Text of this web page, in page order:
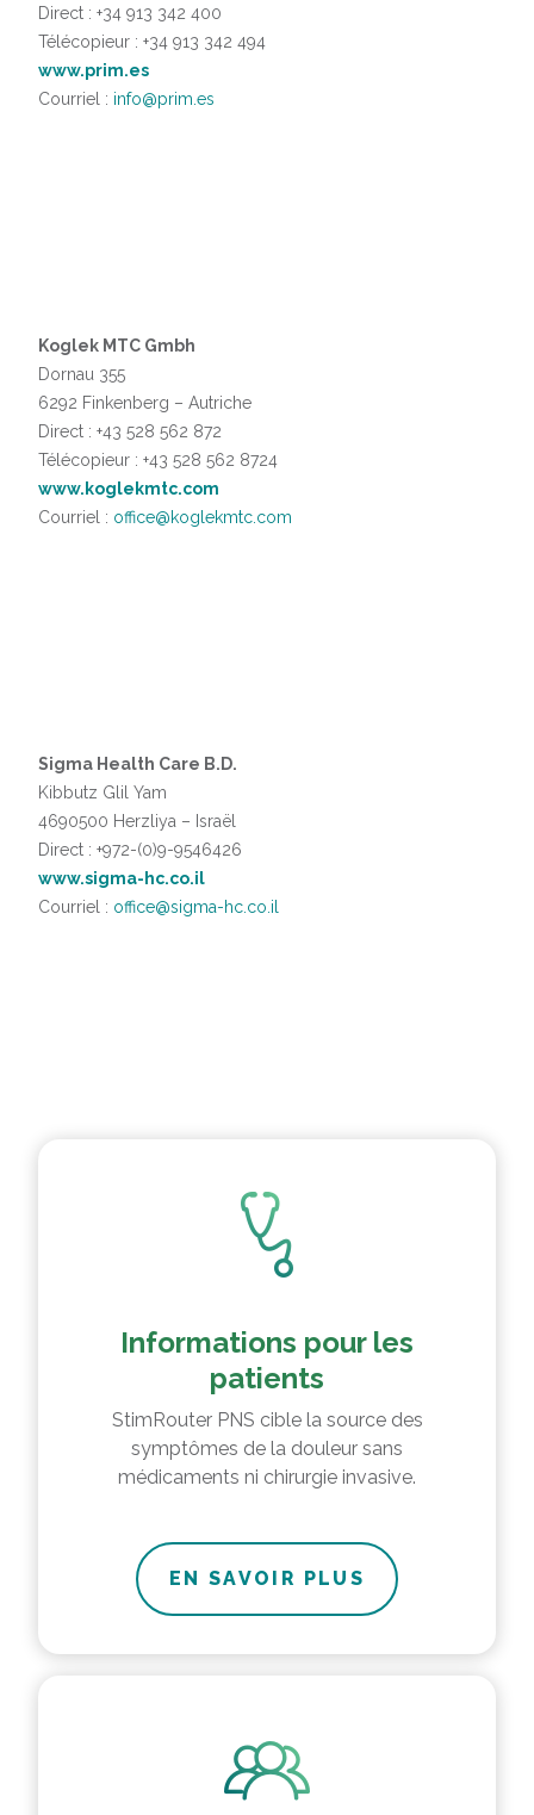
Direct : +34 913 342 400
Télécopieur : +34 913 342 494
www.prim.es
Courriel : info@prim.es
Koglek MTC Gmbh
Dornau 355
6292 Finkenberg – Autriche
Direct : +43 528 562 872
Télécopieur : +43 528 562 8724
www.koglekmtc.com
Courriel : office@koglekmtc.com
Sigma Health Care B.D.
Kibbutz Glil Yam
4690500 Herzliya – Israël
Direct : +972-(0)9-9546426
www.sigma-hc.co.il
Courriel : office@sigma-hc.co.il
Informations pour les
patients
StimRouter PNS cible la source des
symptômes de la douleur sans
médicaments ni chirurgie invasive.
EN SAVOIR PLUS